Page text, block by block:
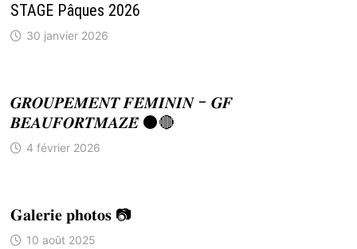
STAGE Pâques 2026
30 janvier 2026
𝑮𝑹𝑶𝑼𝑷𝑬𝑴𝑬𝑵𝑻 𝑭𝑬́𝑴𝑰𝑵𝑰𝑵 – 𝑮𝑭
𝑩𝑬𝑨𝑼𝑭𝑶𝑹𝑻𝑴𝑨𝒁𝑬́ ⚫🔴
4 février 2026
𝐆𝐚𝐥𝐞𝐫𝐢𝐞 𝐩𝐡𝐨𝐭𝐨𝐬 📷
10 août 2025